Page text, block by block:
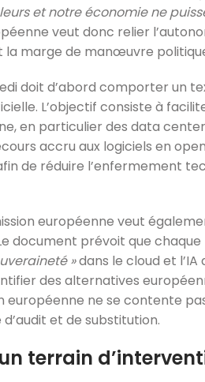
et notre économie ne
veut donc relier
marge de manœuvre
doit d’abord comporter un
L’objectif consiste à
en particulier des data
accru aux logiciels en
de réduire l’enfermement
européenne veut
document prévoit que chaque
»dans le cloud et
des alternatives
européenne ne se contente
et de substitution.
terrain